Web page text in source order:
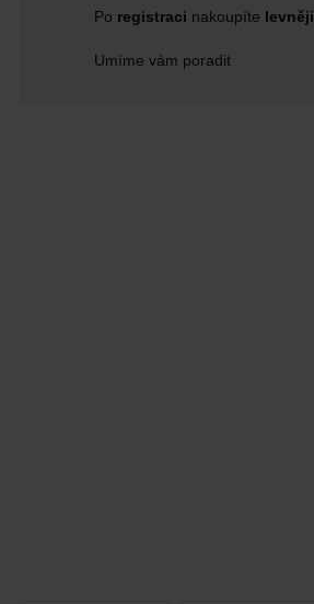
Po registraci nakoupíte levněji
Umíme vám poradit